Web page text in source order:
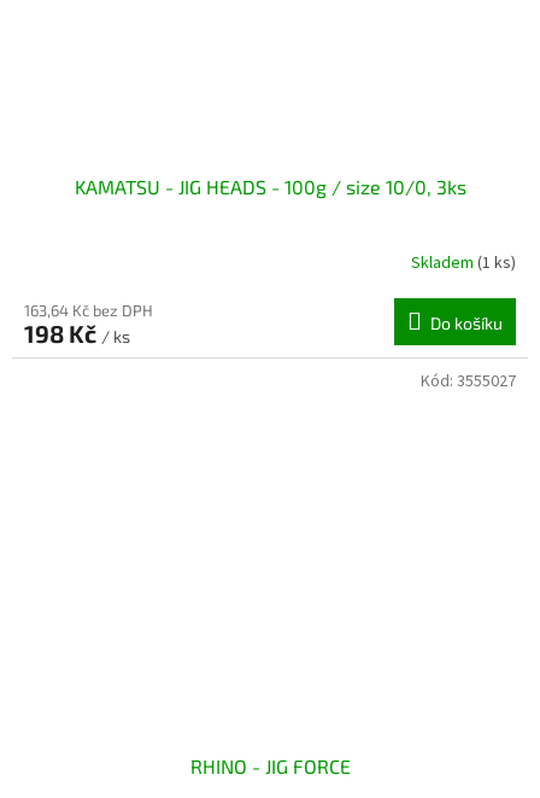
KAMATSU - JIG HEADS - 100g / size 10/0, 3ks
Skladem (1 ks)
163,64 Kč bez DPH
198 Kč / ks
Do košíku
RHINO - JIG FORCE
Kód: 3555027